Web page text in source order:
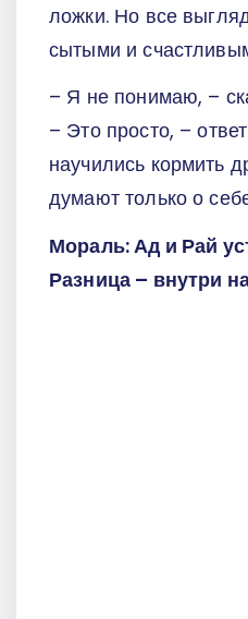
ложки. Но все
сытыми и
– Я не понимаю, –
– Это просто, –
научились кормить
думают только о
Мораль: Ад и Рай
Разница – внутри